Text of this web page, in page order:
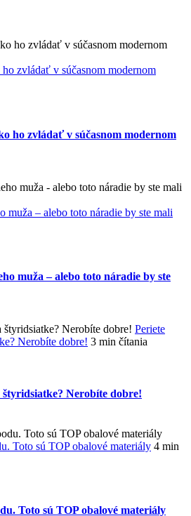
zvládať v súčasnom modernom
ho zvládať v súčasnom modernom
muža – alebo toto náradie by ste mali
muža – alebo toto náradie by ste
Periete
Nerobíte dobre! 3 min čítania
Nerobíte dobre!
Toto sú TOP obalové materiály 4 min
Toto sú TOP obalové materiály